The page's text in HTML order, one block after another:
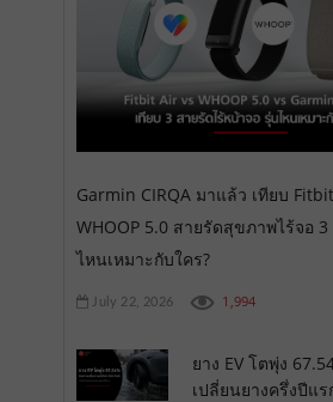
Garmin CIRQA มาแล้ว เทียบ
WHOOP 5.0 สายรัดสุขภาพไร้จอ
ไหนเหมาะกับใคร?
July 22, 2026 1,994
ยาง EV โตพุ่ง
เปลี่ยนยางครึ่งปีแร